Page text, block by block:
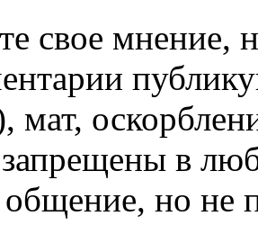
свое мнение,
мат,
в
общение, но не